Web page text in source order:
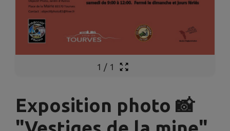
1 / 1
Exposition photo 📸